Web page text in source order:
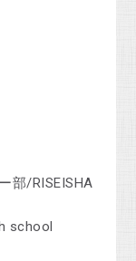
部/RISEISHA
school